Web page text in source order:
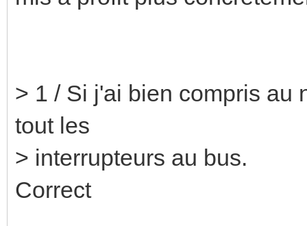
> 1 / Si j'ai bien compris au
tout les
> interrupteurs au bus.
Correct